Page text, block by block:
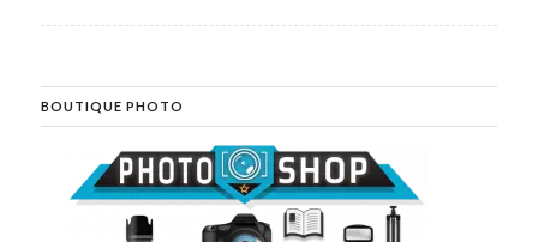
BOUTIQUE PHOTO